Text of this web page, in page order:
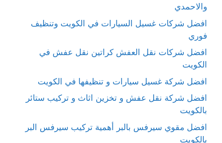
والاحمدي
افضل شركات غسيل السيارات في الكويت وتنظيف
فوري
افضل شركات نقل العفش كراتين نقل عفش في
الكويت
افضل شركة غسيل سيارات و تنظيفها في الكويت
افضل شركة نقل عفش و تخزين اثاث و تركيب ستائر
بالكويت
افضل مقوي سيرفس بالبر أهمية تركيب سيرفس البر
بالكويت